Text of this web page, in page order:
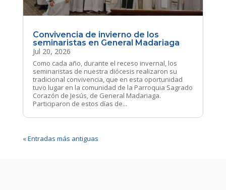
Convivencia de invierno de los
seminaristas en General Madariaga
Jul 20, 2026
Como cada año, durante el receso invernal, los
seminaristas de nuestra diócesis realizaron su
tradicional convivencia, que en esta oportunidad
tuvo lugar en la comunidad de la Parroquia Sagrado
Corazón de Jesús, de General Madariaga.
Participaron de estos días de...
« Entradas más antiguas